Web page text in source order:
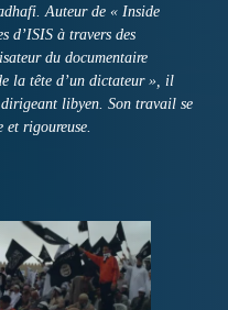
Auteur de « Inside
d’ISIS à travers des
du documentaire
la tête d’un dictateur », il
libyen. Son travail se
et rigoureuse.